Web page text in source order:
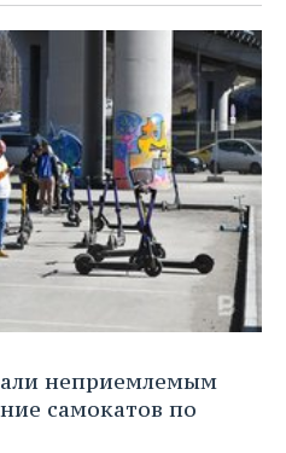
неприемлемым
самокатов по